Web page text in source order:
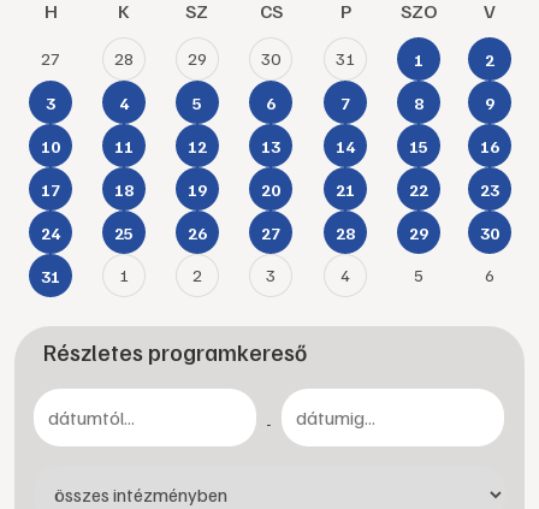
H K SZ CS P SZO V
27 28 29 30 31 1 2
3 4 5 6 7 8 9
10 11 12 13 14 15 16
17 18 19 20 21 22 23
24 25 26 27 28 29 30
31 1 2 3 4 5 6
Részletes programkereső
-